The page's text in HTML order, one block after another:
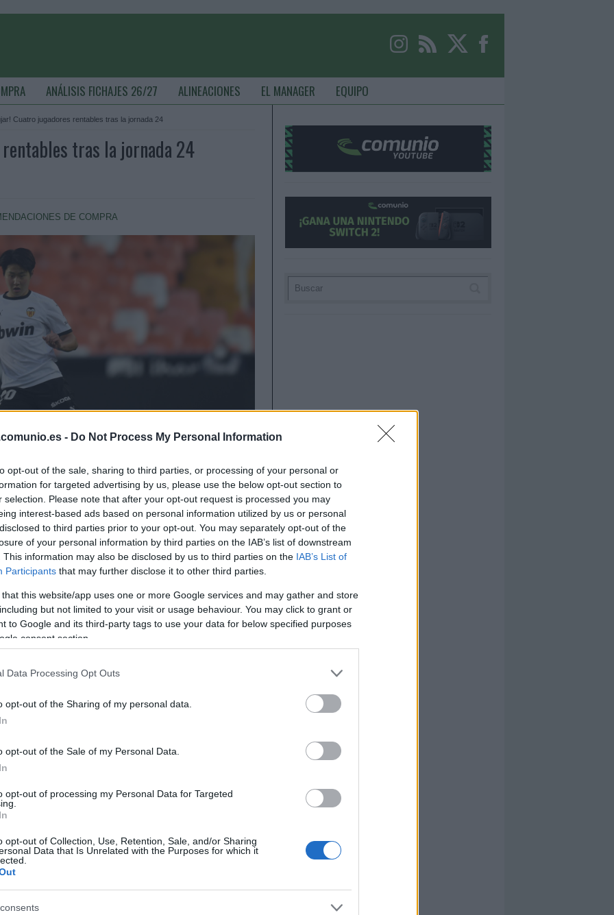
- Do Not Process My Personal Information
opt-out of the sale, sharing to third parties, or processing of your personal or
for targeted advertising by us, please use the below opt-out section to
selection. Please note that after your opt-out request is processed you may
interest-based ads based on personal information utilized by us or personal
to third parties prior to your opt-out. You may separately opt-out of the
of your personal information by third parties on the IAB’s list of downstream
This information may also be disclosed by us to third parties on the IAB’s List of
Participants that may further disclose it to other third parties.
that this website/app uses one or more Google services and may gather and store
but not limited to your visit or usage behaviour. You may click to grant or
to Google and its third-party tags to use your data for below specified purposes
consent section.
Data Processing Opt Outs
opt-out of the Sharing of my personal data.
opt-out of the Sale of my Personal Data.
opt-out of processing my Personal Data for Targeted
opt-out of Collection, Use, Retention, Sale, and/or Sharing
Data that Is Unrelated with the Purposes for which it
ANÁLISIS FICHAJES 26/27 ALINEACIONES EL MANAGER EQUIPO
Cuatro jugadores rentables tras la jornada 24
tras la jornada 24
DE COMPRA
los partidos del sábado de la jornada 24 y
semanas, ya sea para sumar puntos o por
pujar si salen en tu mercado de fichajes!
del primer once de Escribá en su vuelta al
del partido ante el Eibar tras anotar el gol del
para un futbolista que había participado hasta
titular) en los que había sumado 22 puntos en
por lo que es muy posible que aumente de
siga como titular en los próximos
serán ni mucho menos fáciles: Barcelona,
el once titular valencianista y va a más conforme
realizó un buen partido que culminó con una
puntos, su mejor puntuación de lo que va de